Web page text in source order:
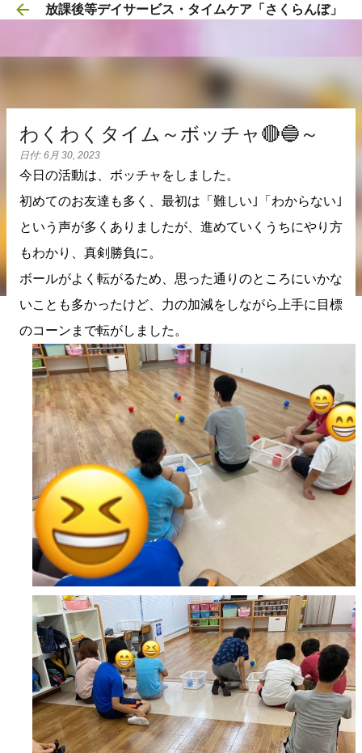
スキップしてメイン コンテンツに移動
放課後等デイサービス・タイムケア「さくらんぼ」
わくわくタイム～ボッチャ🔴🔵～
日付: 6月 30, 2023
今日の活動は、ボッチャをしました。
初めてのお友達も多く、最初は「難しい｣「わからない｣
という声が多くありましたが、進めていくうちにやり方
もわかり、真剣勝負に。
ボールがよく転がるため、思った通りのところにいかな
いことも多かったけど、力の加減をしながら上手に目標
のコーンまで転がしました。